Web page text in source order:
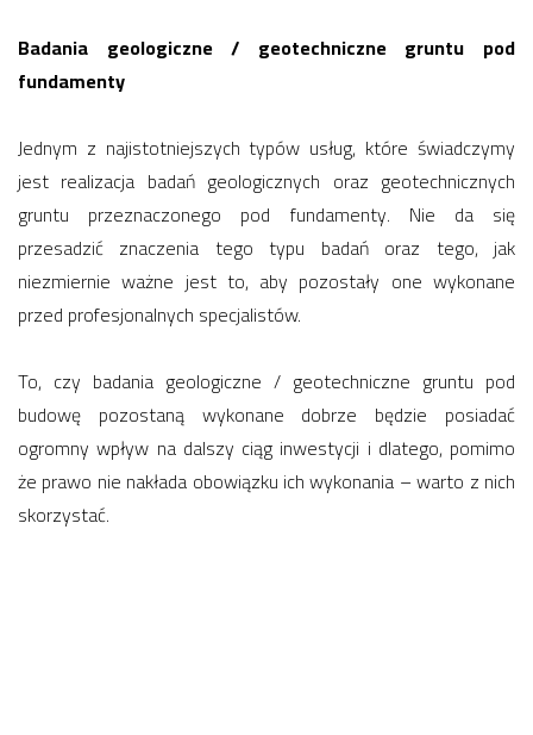
Badania geologiczne / geotechniczne gruntu pod
fundamenty
Jednym z najistotniejszych typów usług, które świadczymy
jest realizacja badań geologicznych oraz geotechnicznych
gruntu przeznaczonego pod fundamenty. Nie da się
przesadzić znaczenia tego typu badań oraz tego, jak
niezmiernie ważne jest to, aby pozostały one wykonane
przed profesjonalnych specjalistów.
To, czy badania geologiczne / geotechniczne gruntu pod
budowę pozostaną wykonane dobrze będzie posiadać
ogromny wpływ na dalszy ciąg inwestycji i dlatego, pomimo
że prawo nie nakłada obowiązku ich wykonania – warto z nich
skorzystać.